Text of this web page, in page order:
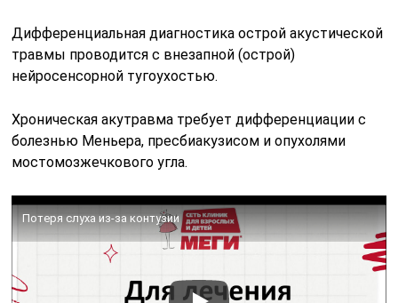
Дифференциальная диагностика острой акустической
травмы проводится с внезапной (острой)
нейросенсорной тугоухостью.
Хроническая акутравма требует дифференциации с
болезнью Меньера, пресбиакузисом и опухолями
мостомозжечкового угла.
Потеря слуха из-за контузии